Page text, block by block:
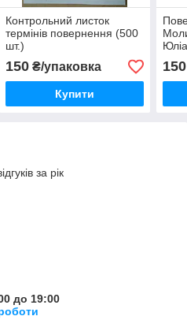
Контрольний листок
термінів повернення (500
шт.)
150₴/упаковка
Купити
150
за рік
до 19:00